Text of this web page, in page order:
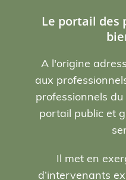
Le portail des
A l'origine
aux
professionnels
portail public et
Il met en
d’intervenants